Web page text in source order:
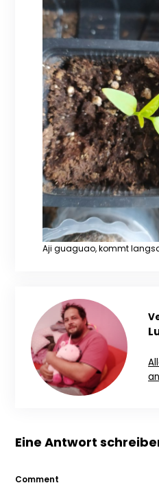
Aji guaguao, kommt
Eine Antwort
Comment